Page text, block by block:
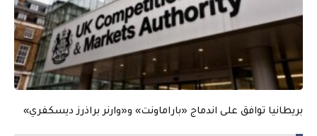
بريطانيا توافق على اندماج «باراماونت» و«وارنر براذرز ديسكفري»